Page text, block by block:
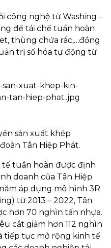
công nghệ từ Washing –
để tái chế tuần hoàn
thùng chứa rác,…đồng
trị số hóa tự động từ
xuất khép
Tân Hiệp Phát.
tuần hoàn được định
doanh của Tân Hiệp
áp dụng mô hình 3R
từ 2013 – 2022, Tân
hơn 70 nghìn tấn nhựa.
cắt giảm hơn 112 nghìn
tiếp tục mở rộng kinh tế